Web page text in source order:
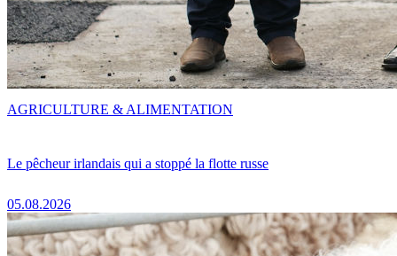
Le pêcheur irlandais qui a stoppé la flotte russe
05.08.2026
AGRICULTURE & ALIMENTATION